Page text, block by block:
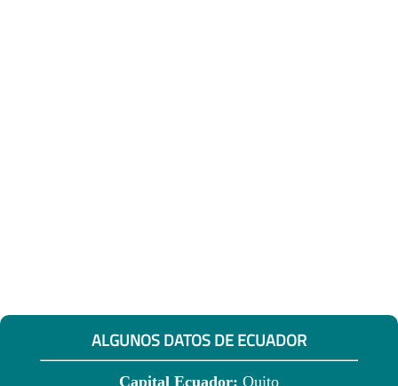
ALGUNOS DATOS DE ECUADOR
Capital Ecuador: Quito